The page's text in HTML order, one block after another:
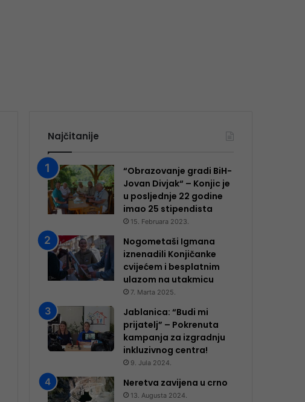
Najčitanije
“Obrazovanje gradi BiH-
Jovan Divjak“ – Konjic je
u posljednje 22 godine
imao 25 ​​stipendista
15. Februara 2023.
Nogometaši Igmana
iznenadili Konjičanke
cvijećem i besplatnim
ulazom na utakmicu
7. Marta 2025.
Jablanica: “Budi mi
prijatelj” – Pokrenuta
kampanja za izgradnju
inkluzivnog centra!
9. Jula 2024.
Neretva zavijena u crno
13. Augusta 2024.